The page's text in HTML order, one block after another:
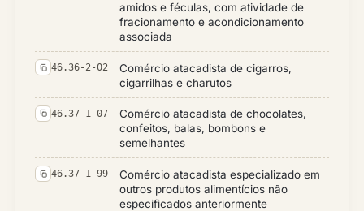
amidos e féculas, com atividade de
fracionamento e acondicionamento
associada
46.36-2-02
Comércio atacadista de cigarros,
cigarrilhas e charutos
46.37-1-07
Comércio atacadista de chocolates,
confeitos, balas, bombons e
semelhantes
46.37-1-99
Comércio atacadista especializado em
outros produtos alimentícios não
especificados anteriormente